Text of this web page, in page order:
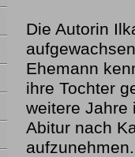
Die Autorin
Ehemann
ihre Tochter
weitere Jahre
Abitur nach